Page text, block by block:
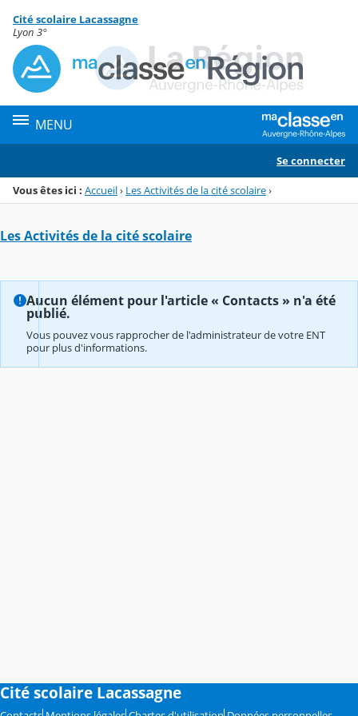
Menu de la rubrique
Contenu
Cité scolaire Lacassagne
Lyon 3°
MENU
Se connecter
Vous êtes ici : Accueil› Les Activités de la cité scolaire›
Les Activités de la cité scolaire
Aucun élément pour l'article « Contacts » n'a été
publié.
Vous pouvez vous rapprocher de l'administrateur de votre ENT
pour plus d'informations.
Cité scolaire Lacassagne